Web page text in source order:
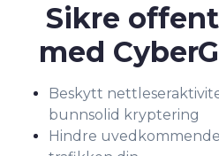
Sikre
med
Beskytt
bunnsolid kryptering
Hindre